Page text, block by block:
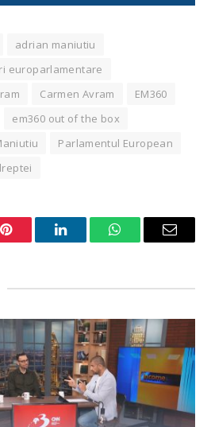
adrian maniutiu
europarlamentare
Carmen Avram
EM360
em360 out of the box
Parlamentul European
Pinterest LinkedInWhatsAppEmail